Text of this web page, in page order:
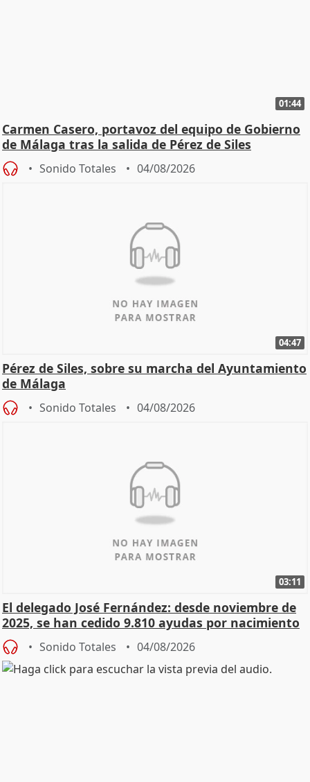
01:44
Carmen Casero, portavoz del equipo de Gobierno
de Málaga tras la salida de Pérez de Siles
Sonido Totales 04/08/2026
04:47
Pérez de Siles, sobre su marcha del Ayuntamiento
de Málaga
Sonido Totales 04/08/2026
03:11
El delegado José Fernández: desde noviembre de
2025, se han cedido 9.810 ayudas por nacimiento
Sonido Totales 04/08/2026